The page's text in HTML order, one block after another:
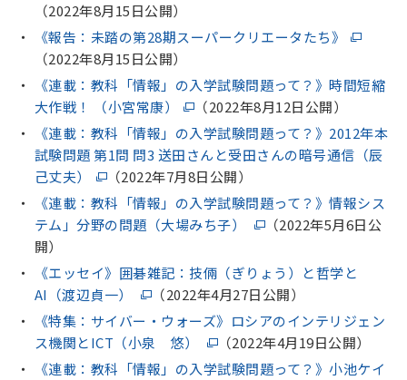
（2022年8月15日公開）
《報告：未踏の第28期スーパークリエータたち》
（2022年8月15日公開）
《連載：教科「情報」の入学試験問題って？》時間短縮
大作戦！ （小宮常康）
（2022年8月12日公開）
《連載：教科「情報」の入学試験問題って？》2012年本
試験問題 第1問 問3 送田さんと受田さんの暗号通信（辰
己丈夫）
（2022年7月8日公開）
《連載：教科「情報」の入学試験問題って？》情報シス
テム」分野の問題（大場みち子）
（2022年5月6日公
開）
《エッセイ》囲碁雑記：技倆（ぎりょう）と哲学と
AI（渡辺貞一）
（2022年4月27日公開）
《特集：サイバー・ウォーズ》ロシアのインテリジェン
ス機関とICT（小泉 悠）
（2022年4月19日公開）
《連載：教科「情報」の入学試験問題って？》小池ケイ